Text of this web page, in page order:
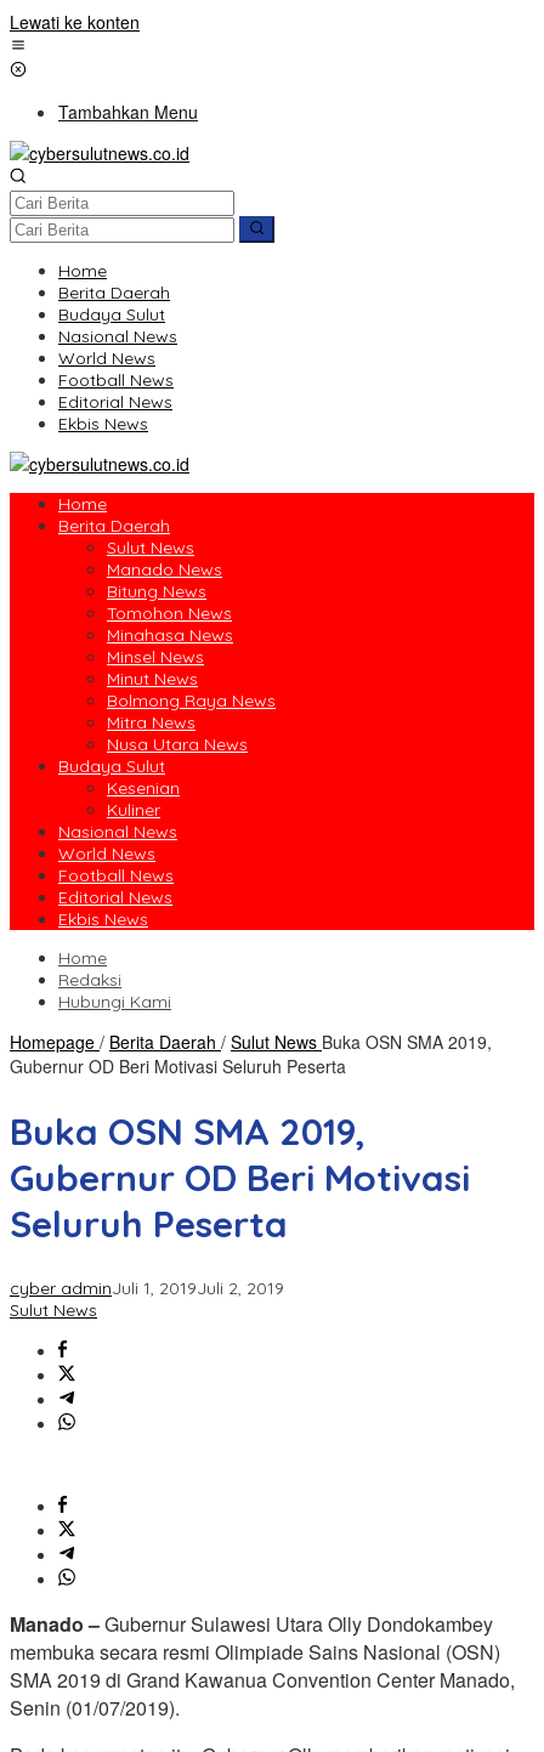
Lewati ke konten
Tambahkan Menu
Home
Berita Daerah
Budaya Sulut
Nasional News
World News
Football News
Editorial News
Ekbis News
Home
Berita Daerah
Sulut News
Manado News
Bitung News
Tomohon News
Minahasa News
Minsel News
Minut News
Bolmong Raya News
Mitra News
Nusa Utara News
Budaya Sulut
Kesenian
Kuliner
Nasional News
World News
Football News
Editorial News
Ekbis News
Home
Redaksi
Hubungi Kami
Homepage / Berita Daerah / Sulut News Buka OSN SMA 2019,
Gubernur OD Beri Motivasi Seluruh Peserta
Buka OSN SMA 2019,
Gubernur OD Beri Motivasi
Seluruh Peserta
cyber adminJuli 1, 2019Juli 2, 2019
Sulut News
Manado –Gubernur Sulawesi Utara Olly Dondokambey
membuka secara resmi Olimpiade Sains Nasional (OSN)
SMA 2019 di Grand Kawanua Convention Center Manado,
Senin (01/07/2019).